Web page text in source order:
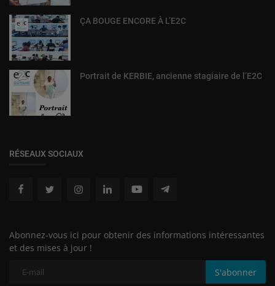
ÇA BOUGE ENCORE À L’E2C
Portrait de KERBIE, ancienne stagiaire de l’E2C
RÉSEAUX SOCIAUX
Abonnez-vous ici pour obtenir des informations intéressantes
et des mises à jour !
S'abonner